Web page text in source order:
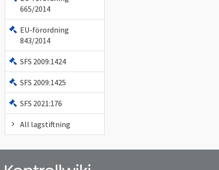
665/2014
EU-förordning
843/2014
SFS 2009:1424
SFS 2009:1425
SFS 2021:176
All lagstiftning